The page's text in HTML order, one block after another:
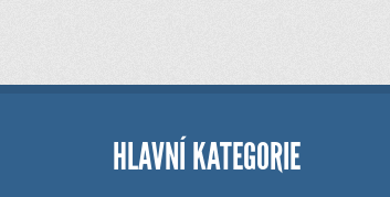
HLAVNÍ KATEGORIE